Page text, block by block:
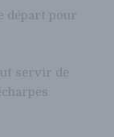
départ pour
servir de